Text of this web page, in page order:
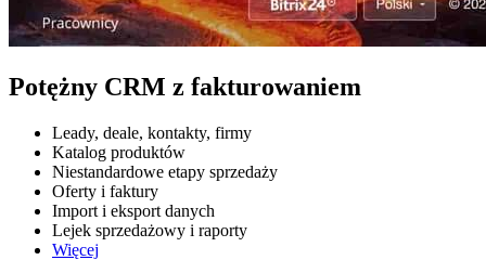
Potężny CRM z fakturowaniem
Leady, deale, kontakty, firmy
Katalog produktów
Niestandardowe etapy sprzedaży
Oferty i faktury
Import i eksport danych
Lejek sprzedażowy i raporty
Więcej